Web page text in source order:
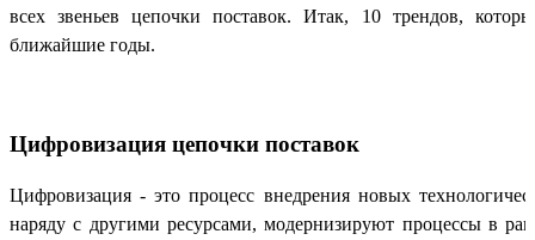
всех звеньев цепочки поставок. Итак, 10 трендов,
ближайшие годы.
Цифровизация цепочки поставок
Цифровизация - это процесс внедрения новых
наряду с другими ресурсами, модернизируют процессы в